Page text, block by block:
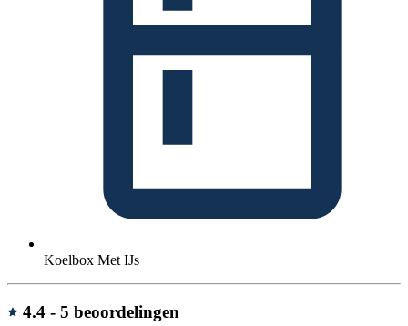
Koelbox Met IJs
Beoordelingen
4.4 - 5 beoordelingen